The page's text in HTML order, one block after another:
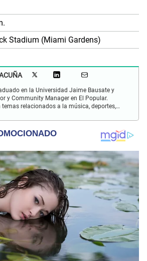
Stadium (Miami Gardens)
en la Universidad Jaime Bausate y
y Community Manager en El Popular.
temas relacionados a la música, deportes,